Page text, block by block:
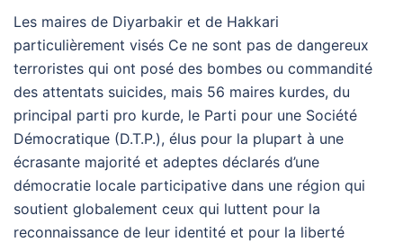
Les maires de Diyarbakir et de Hakkari
particulièrement visés Ce ne sont pas de dangereux
terroristes qui ont posé des bombes ou commandité
des attentats suicides, mais 56 maires kurdes, du
principal parti pro kurde, le Parti pour une Société
Démocratique (D.T.P.), élus pour la plupart à une
écrasante majorité et adeptes déclarés d’une
démocratie locale participative dans une région qui
soutient globalement ceux qui luttent pour la
reconnaissance de leur identité et pour la liberté